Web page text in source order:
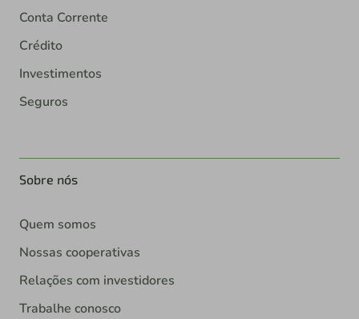
Conta Corrente
Crédito
Investimentos
Seguros
Sobre nós
Quem somos
Nossas cooperativas
Relações com investidores
Trabalhe conosco